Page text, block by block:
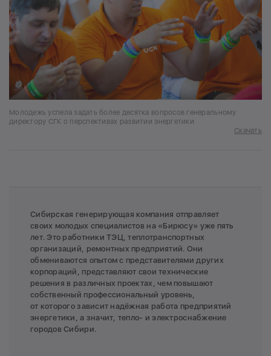
Молодежь успела задать более десятка вопросов генеральному
директору СГК о перспективах развитии энергетики
Скачать
Сибирская генерирующая компания отправляет
своих молодых специалистов на «Бирюсу» уже пять
лет. Это работники ТЭЦ, теплотранспортных
организаций, ремонтных предприятий. Они
обмениваются опытом с представителями других
корпораций, представляют свои технические
решения в различных проектах, чем повышают
собственный профессиональный уровень,
от которого зависит надёжная работа предприятий
энергетики, а значит, тепло- и электроснабжение
городов Сибири.